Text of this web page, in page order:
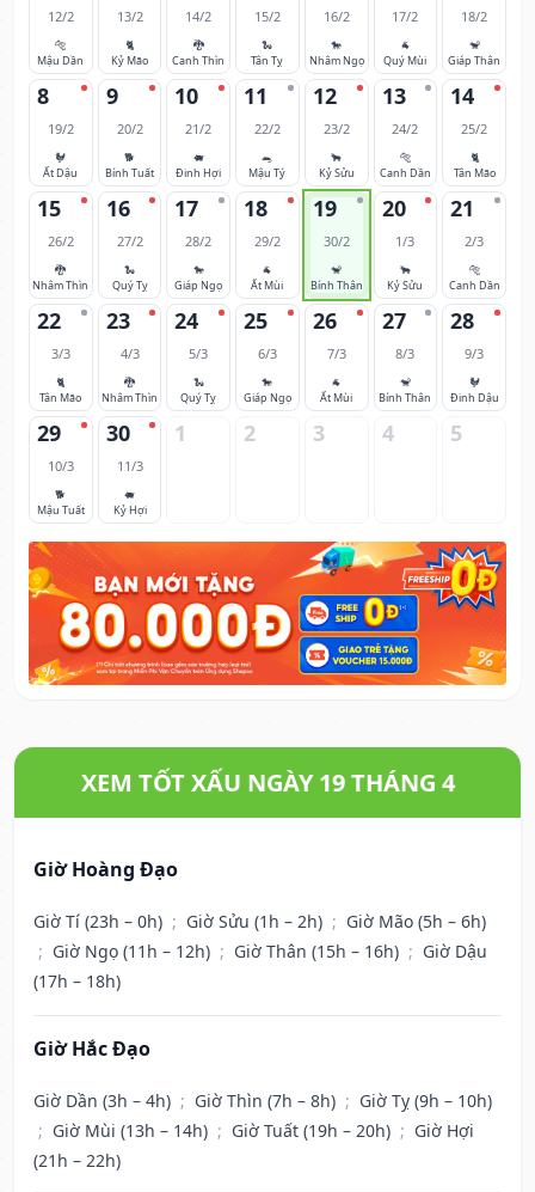
12/2
🐅
Mậu Dần
13/2
🐈
Kỷ Mão
14/2
🐉
Canh Thìn
15/2
🐍
Tân Tỵ
16/2
🐎
Nhâm Ngọ
17/2
🐐
Quý Mùi
18/2
🐒
Giáp Thân
8
19/2
🐓
Ất Dậu
9
20/2
🐕
Bính Tuất
10
21/2
🐖
Đinh Hợi
11
22/2
🐀
Mậu Tý
12
23/2
🐂
Kỷ Sửu
13
24/2
🐅
Canh Dần
14
25/2
🐈
Tân Mão
15
26/2
🐉
Nhâm Thìn
16
27/2
🐍
Quý Tỵ
17
28/2
🐎
Giáp Ngọ
18
29/2
🐐
Ất Mùi
19
30/2
🐒
Bính Thân
20
1/3
🐂
Kỷ Sửu
21
2/3
🐅
Canh Dần
22
3/3
🐈
Tân Mão
23
4/3
🐉
Nhâm Thìn
24
5/3
🐍
Quý Tỵ
25
6/3
🐎
Giáp Ngọ
26
7/3
🐐
Ất Mùi
27
8/3
🐒
Bính Thân
28
9/3
🐓
Đinh Dậu
29
10/3
🐕
Mậu Tuất
30
11/3
🐖
Kỷ Hợi
1 2 3 4 5
XEM TỐT XẤU NGÀY 19 THÁNG 4
Giờ Hoàng Đạo
Giờ Tí (23h – 0h) ; Giờ Sửu (1h – 2h) ; Giờ Mão (5h – 6h)
; Giờ Ngọ (11h – 12h) ; Giờ Thân (15h – 16h) ; Giờ Dậu
(17h – 18h)
Giờ Hắc Đạo
Giờ Dần (3h – 4h) ; Giờ Thìn (7h – 8h) ; Giờ Tỵ (9h – 10h)
; Giờ Mùi (13h – 14h) ; Giờ Tuất (19h – 20h) ; Giờ Hợi
(21h – 22h)